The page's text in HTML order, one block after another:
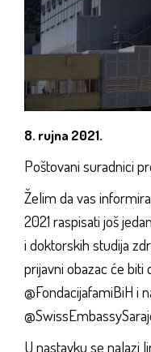
8. rujna 2021.
Poštovani suradnici
Želim da vas
2021 raspisati još
i doktorskih studija
prijavni obazac će
@FondacijafamiBiH i
@
U nastavku se nalazi